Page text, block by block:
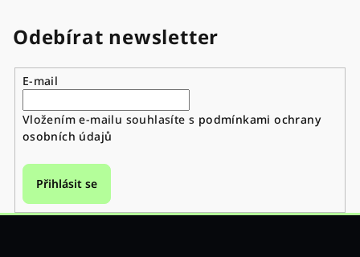
Odebírat newsletter
E-mail
Vložením e-mailu souhlasíte s podmínkami ochrany
osobních údajů
Přihlásit se